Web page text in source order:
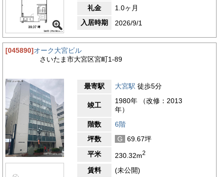
礼金
1.0ヶ月
入居時期
2026/9/1
[045890]オーク大宮ビル
さいたま市大宮区宮町1-89
最寄駅 大宮駅 徒歩5分
竣工
1980年 （改修：2013
年）
階数
6階
坪数
G
69.67坪
平米
230.32m2
賃料
(未公開)